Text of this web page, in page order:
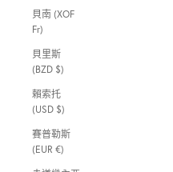
貝南 (XOF
Fr)
貝里斯
(BZD $)
賴索托
(USD $)
賽普勒斯
(EUR €)